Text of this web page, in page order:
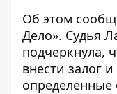
Об этом
Дело». Судья
подчеркнула,
внести залог
определенные